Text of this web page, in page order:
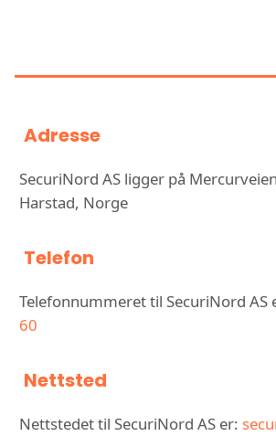
Adresse
SecuriNord AS ligger på
Harstad, Norge
Telefon
Telefonnummeret til SecuriNord AS
60
Nettsted
Nettstedet til SecuriNord AS er: